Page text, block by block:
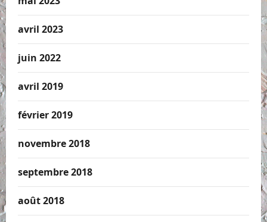
avril 2023
juin 2022
avril 2019
février 2019
novembre 2018
septembre 2018
août 2018